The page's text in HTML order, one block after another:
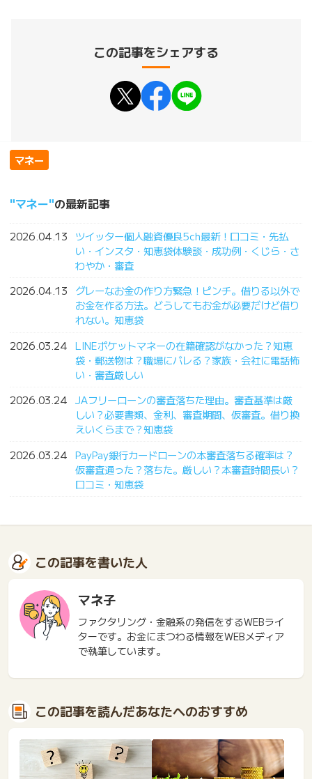
この記事をシェアする
マネー
マネー の最新記事
2026.04.13
ツイッター個人融資優良5ch最新！口コミ・先払
い・インスタ・知恵袋体験談・成功例・くじら・さ
わやか・審査
2026.04.13
グレーなお金の作り方緊急！ピンチ。借りる以外で
お金を作る方法。どうしてもお金が必要だけど借り
れない。知恵袋
2026.03.24 LINEポケットマネーの在籍確認がなかった？知恵
袋・郵送物は？職場にバレる？家族・会社に電話怖
い・審査厳しい
2026.03.24 JAフリーローンの審査落ちた理由。審査基準は厳
しい？必要書類、金利、審査期間、仮審査。借り換
えいくらまで？知恵袋
2026.03.24 PayPay銀行カードローンの本審査落ちる確率は？
仮審査通った？落ちた。厳しい？本審査時間長い？
口コミ・知恵袋
この記事を書いた人
マネ子
ファクタリング・金融系の発信をするWEBライ
ターです。お金にまつわる情報をWEBメディア
で執筆しています。
この記事を読んだあなたへのおすすめ